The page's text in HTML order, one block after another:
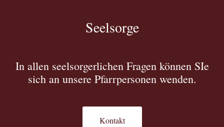
Seelsorge
In allen seelsorgerlichen Fragen können SIe
sich an unsere Pfarrpersonen wenden.
Kontakt